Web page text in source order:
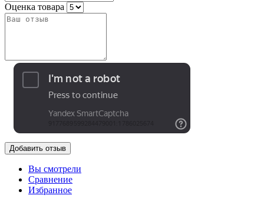
Оценка товара
Добавить отзыв
Вы смотрели
Сравнение
Избранное